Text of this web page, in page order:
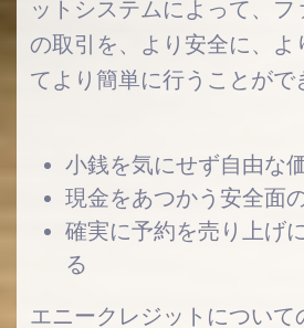
ットシステムによって、フ
の取引を、より安全に、よ
てより簡単に行うことがで
小銭を気にせず自由な
現金をあつかう安全面
確実に予約を売り上げ
る
エニークレジットについて